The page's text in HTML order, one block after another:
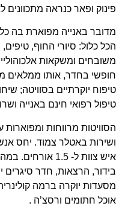
פינוק ופאר כנראה מתכוונים
מדובר באנייה מפוארת בה כל
הכל כלול: סיורי החוף, טיפים,
משובחים ומשקאות אלכוהוליים
טיפוח יוקרתיים בסוויטה;
טיפול רפואי חינם באנייה
הסוויטות מרווחות ומפוארות
איש צוות ל- 1.5
בידור, הרצאות, חדר סיגרים
מסעדות יוקרה ברמה קולינרית
אוכל חתומים ורסצ’ה .